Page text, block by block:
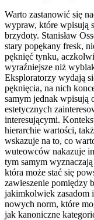
Warto zastanowić się
wypraw, które wpisują
brzydoty. Stanisław
stary popękany fresk,
pęknięć tynku,
wyraźniejsze niż
Eksploratorzy wydają
pęknięcia, na nich
samym jednak wpisują
estetycznych
interesującymi.
hierarchie wartości,
wskazuje na to, co
wuteowców nakazuje
tym samym
która może stać się
zawieszenie pomiędzy
jakimkolwiek zasadom
nowych norm, które
jak kanoniczne